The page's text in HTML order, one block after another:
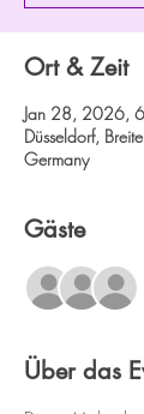
Ort & Zeit
Jan 28, 2026,
Düsseldorf,
Germany
Gäste
Über das